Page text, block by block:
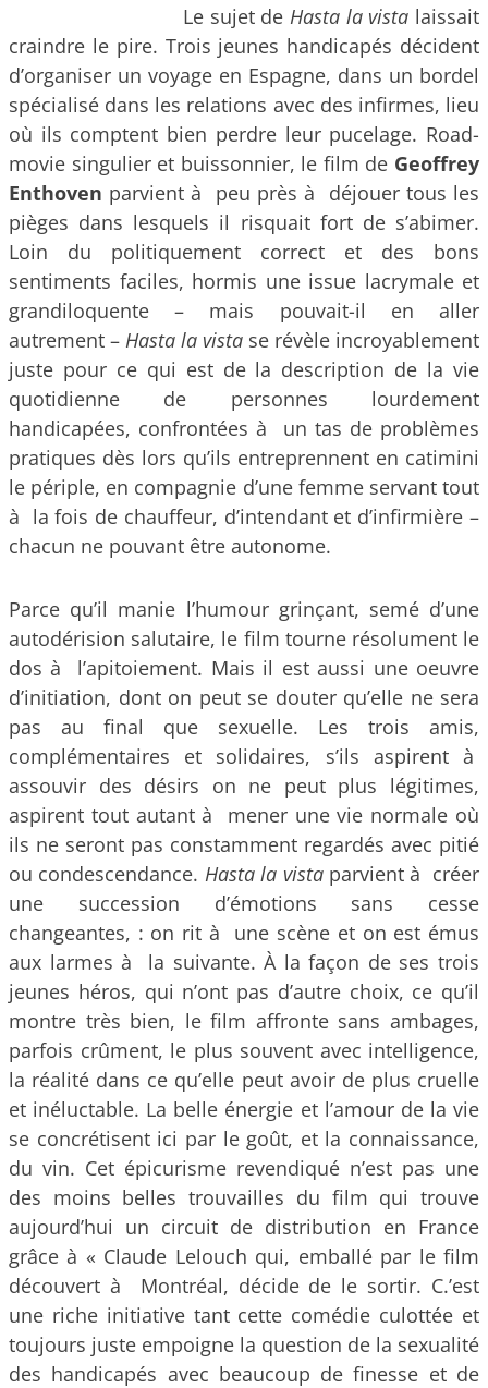
Le sujet de Hasta la vista laissait
craindre le pire. Trois jeunes handicapés décident
d’organiser un voyage en Espagne, dans un bordel
spécialisé dans les relations avec des infirmes, lieu
où ils comptent bien perdre leur pucelage. Road-
movie singulier et buissonnier, le film de Geoffrey
Enthoven parvient à peu près à déjouer tous les
pièges dans lesquels il risquait fort de s’abimer.
Loin du politiquement correct et des bons
sentiments faciles, hormis une issue lacrymale et
grandiloquente – mais pouvait-il en aller
autrement – Hasta la vista se révèle incroyablement
juste pour ce qui est de la description de la vie
quotidienne de personnes lourdement
handicapées, confrontées à un tas de problèmes
pratiques dès lors qu’ils entreprennent en catimini
le périple, en compagnie d’une femme servant tout
à la fois de chauffeur, d’intendant et d’infirmière –
chacun ne pouvant être autonome.
Parce qu’il manie l’humour grinçant, semé d’une
autodérision salutaire, le film tourne résolument le
dos à l’apitoiement. Mais il est aussi une oeuvre
d’initiation, dont on peut se douter qu’elle ne sera
pas au final que sexuelle. Les trois amis,
complémentaires et solidaires, s’ils aspirent à
assouvir des désirs on ne peut plus légitimes,
aspirent tout autant à mener une vie normale où
ils ne seront pas constamment regardés avec pitié
ou condescendance. Hasta la vistaparvient à créer
une succession d’émotions sans cesse
changeantes, : on rit à une scène et on est émus
aux larmes à la suivante. À la façon de ses trois
jeunes héros, qui n’ont pas d’autre choix, ce qu’il
montre très bien, le film affronte sans ambages,
parfois crûment, le plus souvent avec intelligence,
la réalité dans ce qu’elle peut avoir de plus cruelle
et inéluctable. La belle énergie et l’amour de la vie
se concrétisent ici par le goût, et la connaissance,
du vin. Cet épicurisme revendiqué n’est pas une
des moins belles trouvailles du film qui trouve
aujourd’hui un circuit de distribution en France
grâce à « Claude Lelouch qui, emballé par le film
découvert à Montréal, décide de le sortir. C.’est
une riche initiative tant cette comédie culottée et
toujours juste empoigne la question de la sexualité
des handicapés avec beaucoup de finesse et de